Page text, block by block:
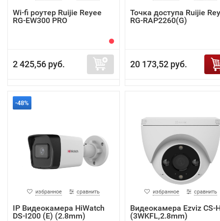
Wi-fi роутер Ruijie Reyee
RG-EW300 PRO
2 425,56 руб.
Точка доступа Ruijie
RG-RAP2260(G)
20 173,52 руб.
-48%
избранное сравнить
IP Видеокамера HiWatch
DS-I200 (E) (2.8mm)
избранное сравнить
Видеокамера Ezviz CS-
(3WKFL,2.8mm)